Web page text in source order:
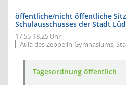
öffentliche/nicht öffentliche
Schulausschusses der Stadt
17:55-18:25 Uhr
Aula des Zeppelin-Gymnasiums,
Tagesordnung öffentlich